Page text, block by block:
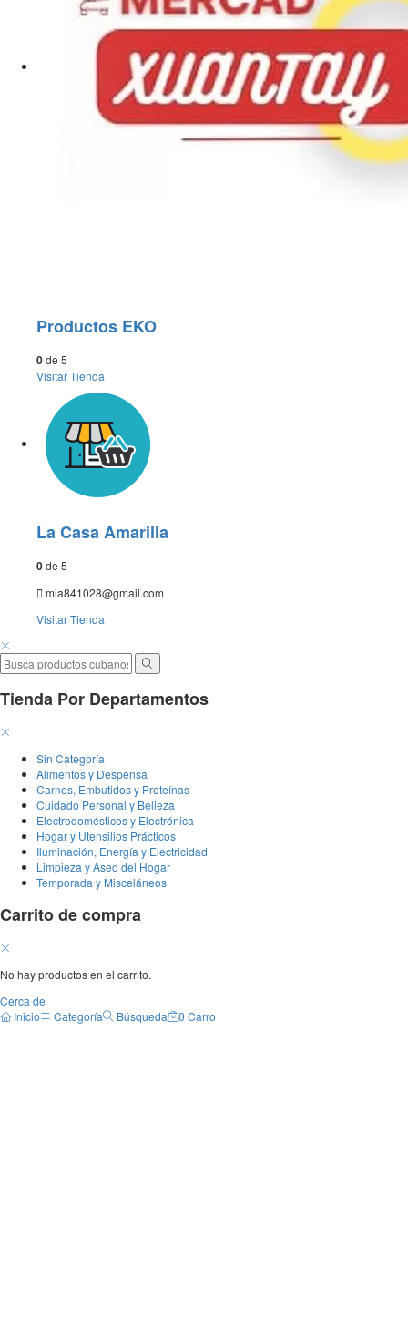
Productos EKO
0de 5
VisitarTienda
La Casa Amarilla
0de 5
mia841028@gmail.com
VisitarTienda
Tienda Por Departamentos
Sin Categoría
Alimentos y Despensa
Carnes, Embutidos y Proteínas
Cuidado Personal y Belleza
Electrodomésticos y Electrónica
Hogar y Utensilios Prácticos
Iluminación, Energía y Electricidad
Limpieza y Aseo del Hogar
Temporada y Misceláneos
Carrito de compra
No hay productos en el carrito.
Cerca de
Inicio
Categoría Búsqueda 0 Carro